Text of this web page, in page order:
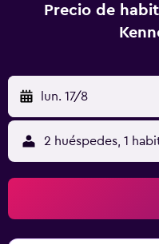
ofrece servicio de
Precio de
lun. 17/8
2 huéspedes, 1